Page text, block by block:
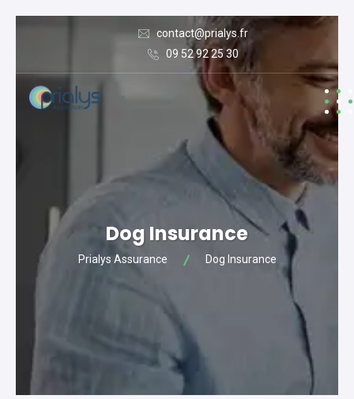
contact@prialys.fr
09 52 92 25 30
Dog Insurance
Prialys Assurance Dog Insurance